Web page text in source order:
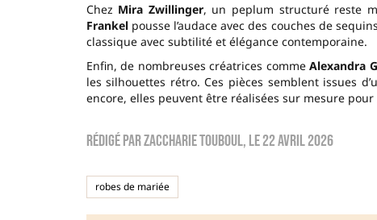
Chez Mira Zwillinger, un peplum structuré reste
Frankelpousse l’audace avec des couches de
classique avec subtilité et élégance contemporaine.
Enfin, de nombreuses créatrices commeAlexandra
les silhouettes rétro. Ces pièces semblent issues
encore, elles peuvent être réalisées sur mesure
Rédigé parzaccharie touboul, le22 avril 2026
robes de mariée